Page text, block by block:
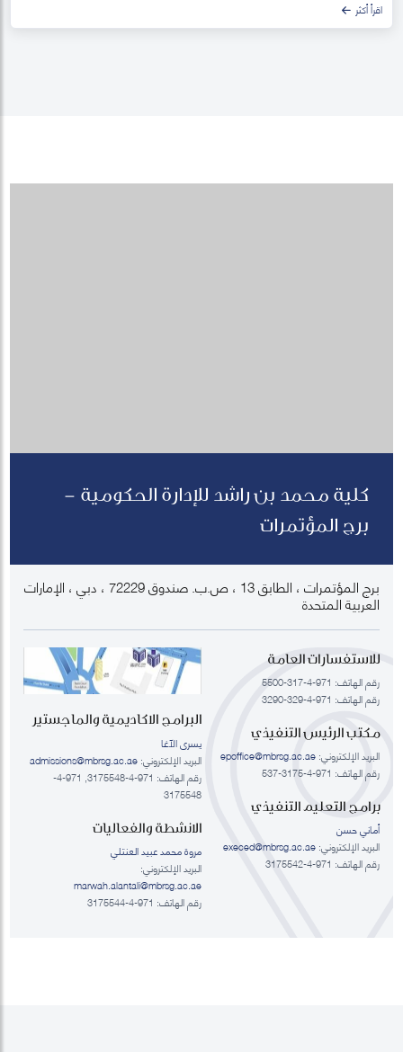
اقرأ أكثر
كلية محمد بن راشد للإدارة الحكومية -
برج المؤتمرات
برج المؤتمرات ، الطابق 13 ، ص.ب. صندوق 72229 ، دبي ، الإمارات
العربية المتحدة
للاستفسارات العامة
رقم الهاتف: 971-4-317-5500
رقم الهاتف: 971-4-329-3290
مكتب الرئيس التنفيذي
البريد الإلكتروني:epoffice@mbrsg.ac.ae
رقم الهاتف: 971-4-3175-537
برامج التعليم التنفيذي
أماني حسن
البريد الإلكتروني:execed@mbrsg.ac.ae
رقم الهاتف: 971-4-3175542
البرامج الاكاديمية والماجستير
يسرى الآغا
البريد الإلكتروني: admissions@mbrsg.ac.ae
رقم الهاتف: 971-4-3175548, 971-4-
3175548
الانشطة والفعاليات
مروة محمد عبيد العنتلي
البريد الإلكتروني:
marwah.alantali@mbrsg.ac.ae​
رقم الهاتف: 971-4-3175544